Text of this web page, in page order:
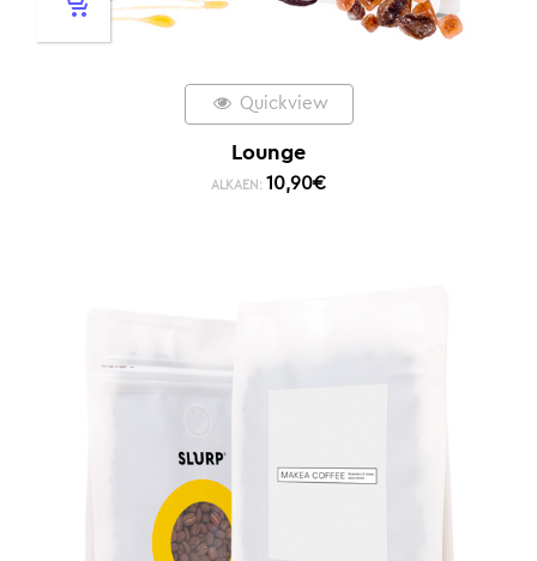
Quickview
Lounge
ALKAEN: 10,90€